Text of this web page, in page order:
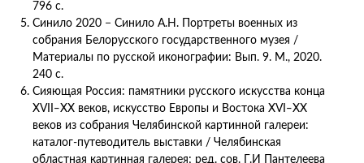
796 с.
Синило 2020 − Синило А.Н. Портреты военных из
собрания Белорусского государственного музея /
Материалы по русской иконографии: Вып. 9. М., 2020.
240 с.
Сияющая Россия: памятники русского искусства конца
XVII‒XX веков, искусство Европы и Востока XVI‒XX
веков из собрания Челябинской картинной галереи:
каталог-путеводитель выставки / Челябинская
областная картинная галерея; ред. сов. Г.И Пантелеева